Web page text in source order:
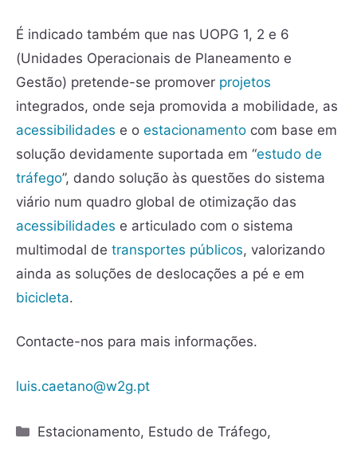
É indicado também que nas UOPG 1, 2 e 6
(Unidades Operacionais de Planeamento e
Gestão) pretende-se promover projetos
integrados, onde seja promovida a mobilidade, as
acessibilidades e o estacionamento com base em
solução devidamente suportada em “estudo de
tráfego”, dando solução às questões do sistema
viário num quadro global de otimização das
acessibilidades e articulado com o sistema
multimodal de transportes públicos, valorizando
ainda as soluções de deslocações a pé e em
bicicleta.
Contacte-nos para mais informações.
luis.caetano@w2g.pt
Estacionamento, Estudo de Tráfego,